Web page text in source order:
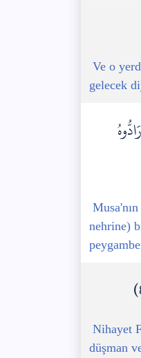
Ve o
gelecek
nehrine)
Nihayet
düşman